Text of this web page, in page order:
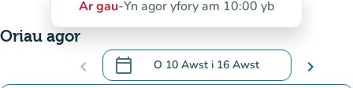
Ar gau-Yn agor yfory am 10:00 yb
Oriau agor
chevron_left calendar_today O 10 Awst i 16 Awst
.Agor y calendr i newid dyddiadau chevron_right